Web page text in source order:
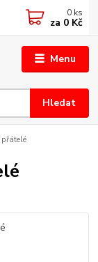
Menu
Hledat
0 ks
za 0 Kč
přátelé